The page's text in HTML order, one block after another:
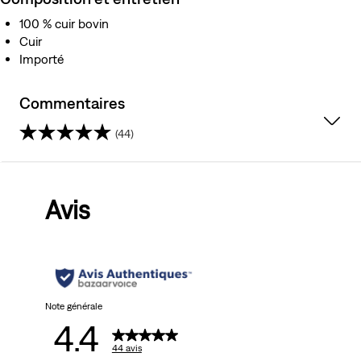
100 % cuir bovin
Cuir
Importé
Commentaires
(44)
avis
Avis
Note générale
4.4 44 avis